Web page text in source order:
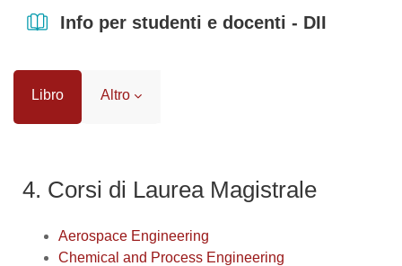
Info per studenti e docenti - DII
Libro Altro
4. Corsi di Laurea Magistrale
Aerospace Engineering
Chemical and Process Engineering